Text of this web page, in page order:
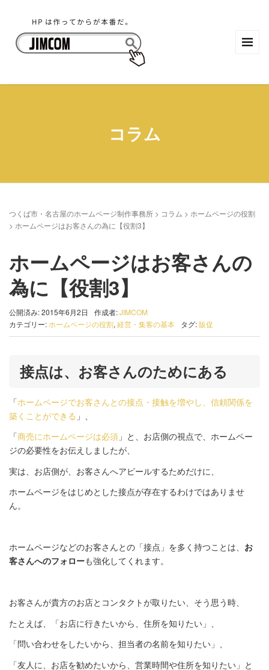
コラム
つくば市・名古屋のホームページ制作事務所 > コラム > ホームページの役割
> ホームページはお客さんの為に【役割3】
ホームページはお客さんの
為に【役割3】
公開済み: 2015年6月2日 作成者:JIMCOM
カテゴリー: ホームページの役割, 経営・集客の基本 タグ:販促
接点は、お客さんのためにある
「ホームページでお客さんとの接点・接触を増やし、信頼関係を
築くことができる 」、
「商売にホームページは必須 」と、お店側の視点で、ホームペー
ジの必要性をお伝えしましたが、
実は、お店側が、お客さんへアピールするためだけに、
ホームページをはじめとした接点が存在するわけではありませ
ん。
ホームページなどのお客さんとの「接点」を多く持つことは、 お
客さんへのフォローも強化してくれます。
お客さんが貴方のお店とコンタクトが取りたい、そう思う時、
たとえば、「お店に行きたいから、住所を知りたい」、
「問い合わせをしたいから、担当者の名前を知りたい」、
「友人に、お店を勧めたいから、営業時間や住所を知りたい」と